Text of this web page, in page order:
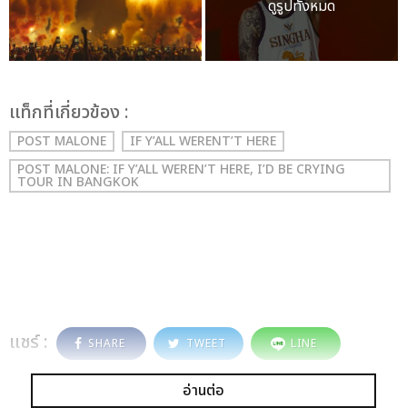
ดูรูปทั้งหมด
เเท็กที่เกี่ยวข้อง :
POST MALONE
IF Y’ALL WERENT’T HERE
POST MALONE: IF Y’ALL WEREN’T HERE, I’D BE CRYING
TOUR IN BANGKOK
แชร์ : SHARE TWEET LINE
อ่านต่อ